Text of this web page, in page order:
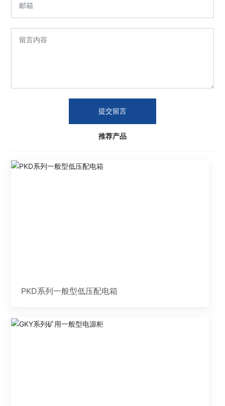
提交留言
推荐产品
PKD系列一般型低压配电箱